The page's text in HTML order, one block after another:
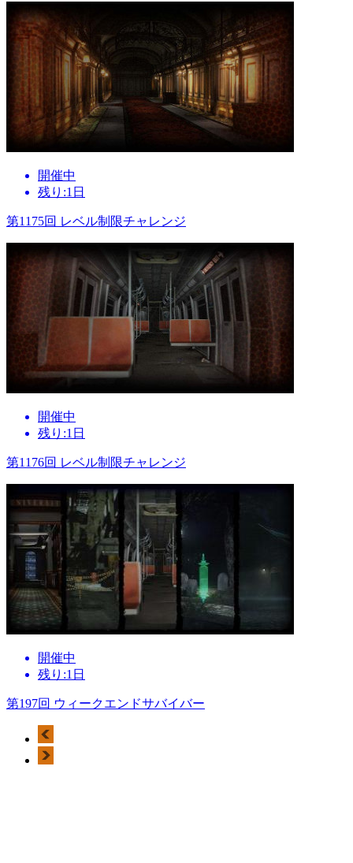
開催中
残り:1日
第1175回 レベル制限チャレンジ
開催中
残り:1日
第1176回 レベル制限チャレンジ
開催中
残り:1日
第197回 ウィークエンドサバイバー